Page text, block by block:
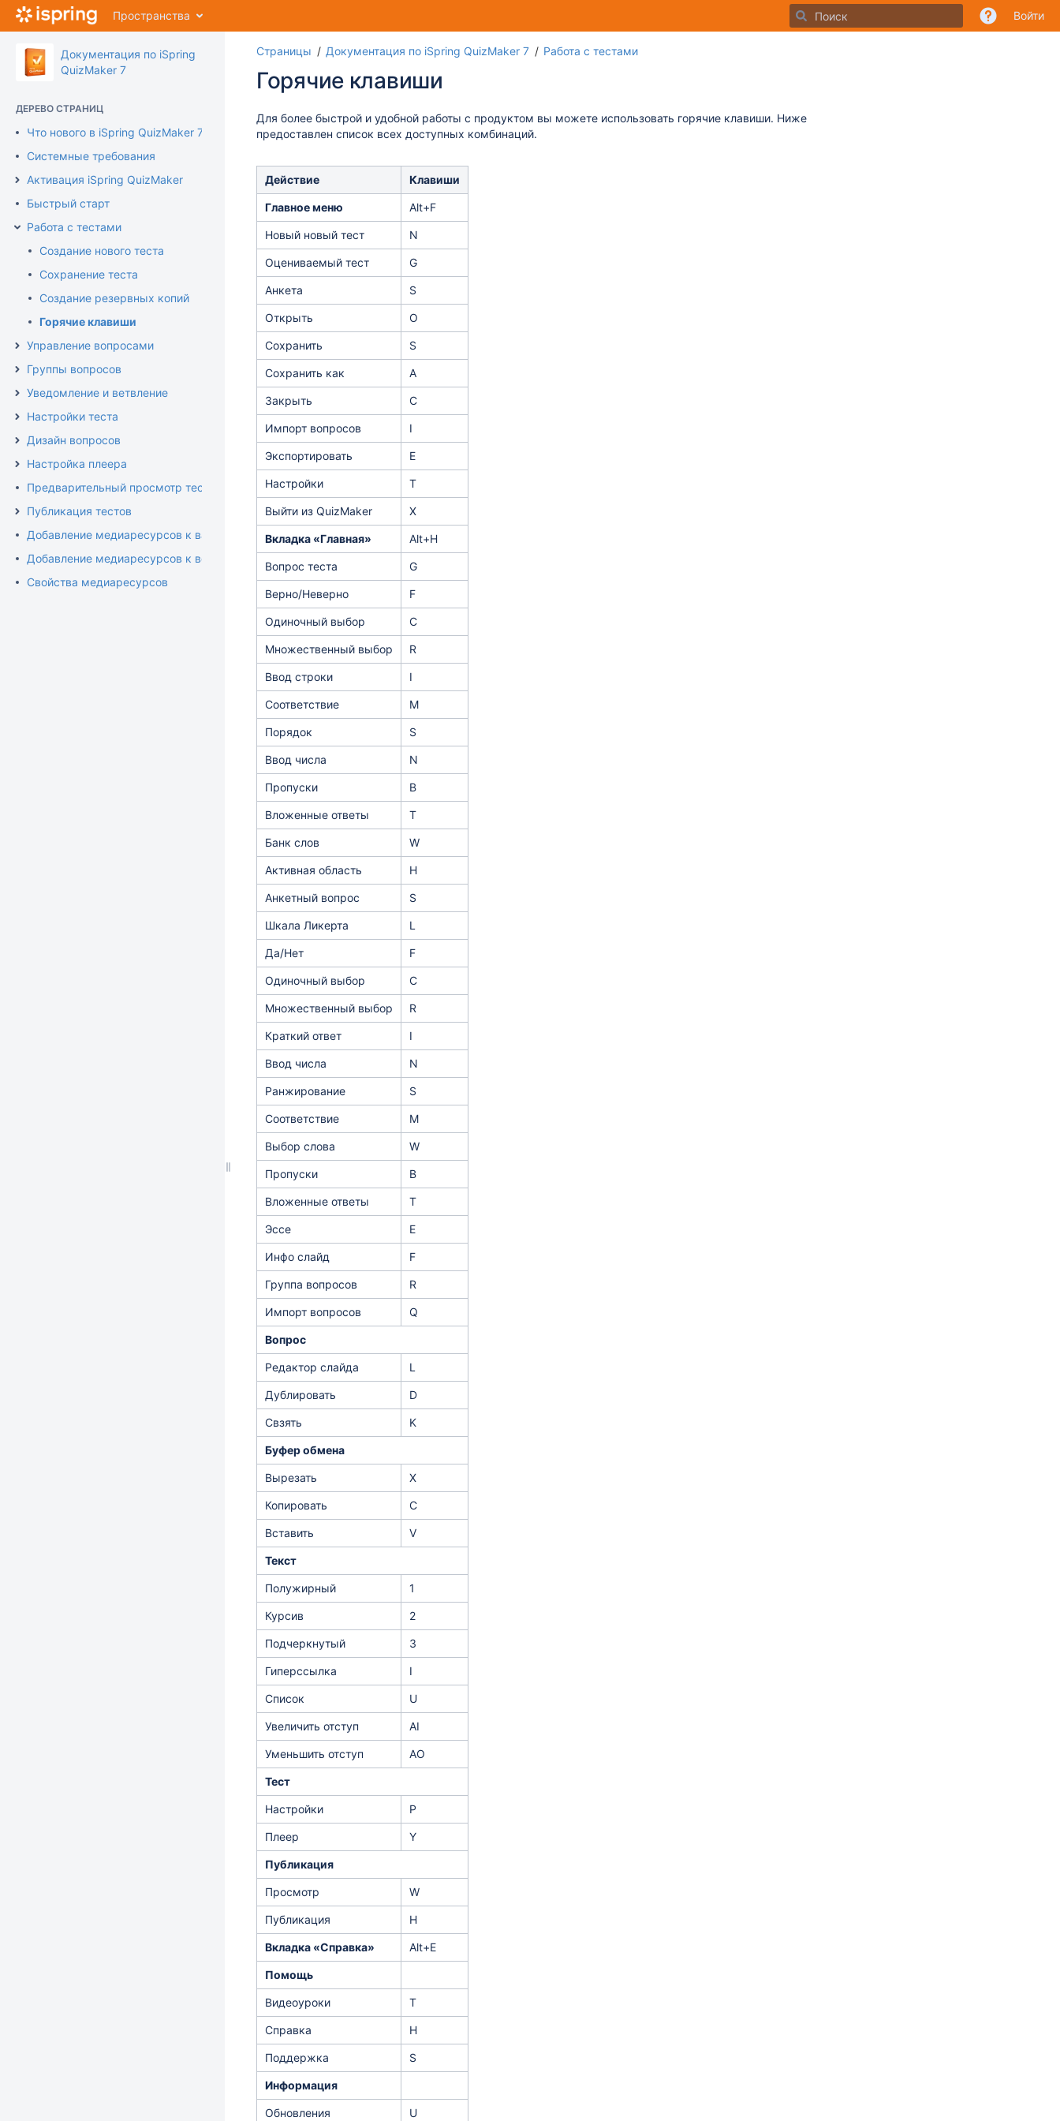
Перейти
содержимому
assistive.skiplink.to.breadcrumbs
assistive.skiplink.to.quick.search
Пространства Войти
Документация по iSpring
QuizMaker 7
ДЕРЕВО СТРАНИЦ
Что нового в iSpring QuizMaker 7
Системные требования
Активация iSpring QuizMaker
Быстрый старт
Работа с тестами
Создание нового теста
Сохранение теста
Создание резервных копий
Горячие клавиши
Управление вопросами
Группы вопросов
Уведомление и ветвление
Настройки теста
Дизайн вопросов
Настройка плеера
Предварительный просмотр теста
Публикация тестов
Добавление медиаресурсов к вариантам ответа
Добавление медиаресурсов к вопросам
Свойства медиаресурсов
Страницы Документация по iSpring QuizMaker 7 Работа с тестами
Горячие клавиши
Для более быстрой и удобной работы с продуктом вы можете использовать горячие клавиши. Ниже
предоставлен список всех доступных комбинаций.
Действие Клавиши
Главное меню Alt+F
Новый новый тест N
Оцениваемый тест G
Анкета S
Открыть O
Сохранить S
Сохранить как A
Закрыть C
Импорт вопросов I
Экспортировать E
Настройки T
Выйти из QuizMaker X
Вкладка «Главная» Alt+H
Вопрос теста G
Верно/Неверно F
Одиночный выбор C
Множественный выбор R
Ввод строки I
Соответствие M
Порядок S
Ввод числа N
Пропуски B
Вложенные ответы T
Банк слов W
Активная область H
Анкетный вопрос S
Шкала Ликерта L
Да/Нет F
Одиночный выбор C
Множественный выбор R
Краткий ответ I
Ввод числа N
Ранжирование S
Соответствие M
Выбор слова W
Пропуски B
Вложенные ответы T
Эссе E
Инфо слайд F
Группа вопросов R
Импорт вопросов Q
Вопрос
Редактор слайда L
Дублировать D
Свзять K
Буфер обмена
Вырезать X
Копировать C
Вставить V
Текст
Полужирный 1
Курсив 2
Подчеркнутый 3
Гиперссылка I
Список U
Увеличить отступ AI
Уменьшить отступ AO
Тест
Настройки P
Плеер Y
Публикация
Просмотр W
Публикация H
Вкладка «Справка» Alt+E
Помощь
Видеоуроки T
Справка H
Поддержка S
Информация
Обновления U